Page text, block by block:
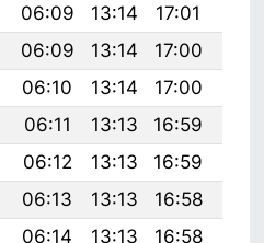
06:09 13:14 17:01
06:09 13:14 17:00
06:10 13:14 17:00
06:11 13:13 16:59
06:12 13:13 16:59
06:13 13:13 16:58
06:14 13:13 16:58